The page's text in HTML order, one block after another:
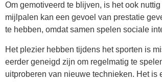
Om gemotiveerd te blijven, is het ook
mijlpalen kan een gevoel van prestatie
te hebben, omdat samen spelen sociale
Het plezier hebben tijdens het sporten is
eerder geneigd zijn om regelmatig te
uitproberen van nieuwe technieken. Het